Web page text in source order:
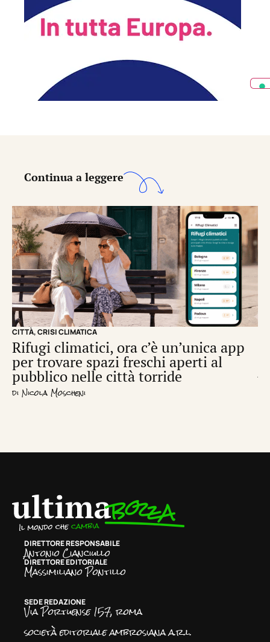
Continua a leggere
CITTÀ,CRISI CLIMATICA
Rifugi climatici, ora c’è un’unica app
per trovare spazi freschi aperti al
pubblico nelle città torride
di Nicola Moscheni
DIRETTORE RESPONSABILE
Antonio Cianciullo
DIRETTORE EDITORIALE
Massimiliano Pontillo
SEDE REDAZIONE
Via Portuense 157, roma
società editoriale ambrosiana a.r.l.